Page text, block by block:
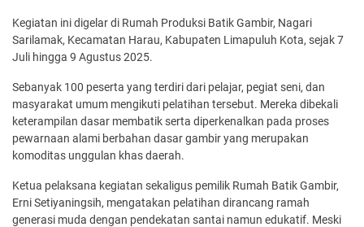
Kegiatan ini digelar di Rumah Produksi Batik Gambir, Nagari
Sarilamak, Kecamatan Harau, Kabupaten Limapuluh Kota, sejak 7
Juli hingga 9 Agustus 2025.
Sebanyak 100 peserta yang terdiri dari pelajar, pegiat seni, dan
masyarakat umum mengikuti pelatihan tersebut. Mereka dibekali
keterampilan dasar membatik serta diperkenalkan pada proses
pewarnaan alami berbahan dasar gambir yang merupakan
komoditas unggulan khas daerah.
Ketua pelaksana kegiatan sekaligus pemilik Rumah Batik Gambir,
Erni Setiyaningsih, mengatakan pelatihan dirancang ramah
generasi muda dengan pendekatan santai namun edukatif. Meski